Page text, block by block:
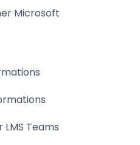
Microsoft
LMS Teams